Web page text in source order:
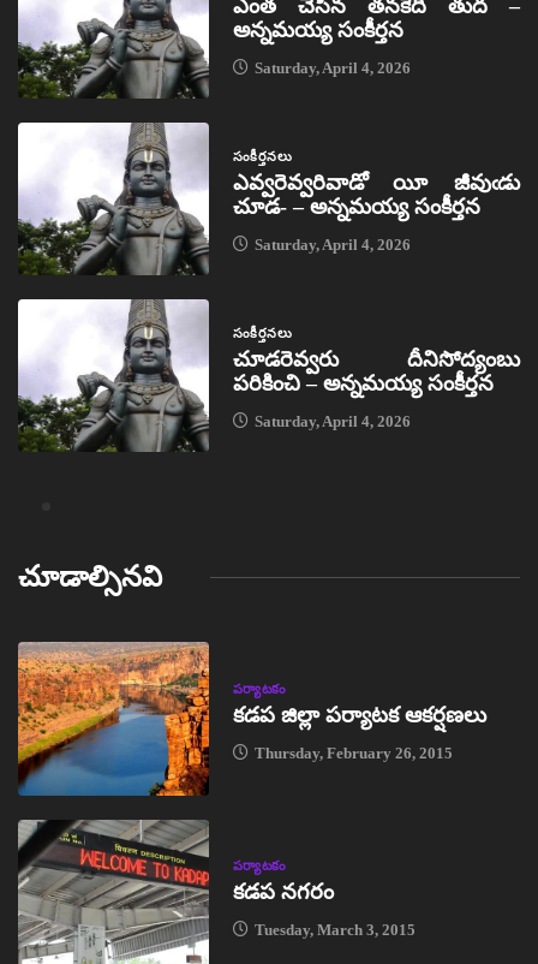
ఎంత చేసిన తనకేది తుద –
అన్నమయ్య సంకీర్తన
Saturday, April 4, 2026
సంకీర్తనలు
ఎవ్వరెవ్వరివాడో యీ జీవుఁడు
చూడ- – అన్నమయ్య సంకీర్తన
Saturday, April 4, 2026
సంకీర్తనలు
చూడరెవ్వరు దీనిసోద్యంబు
పరికించి – అన్నమయ్య సంకీర్తన
Saturday, April 4, 2026
చూడాల్సినవి
పర్యాటకం
కడప జిల్లా పర్యాటక ఆకర్షణలు
Thursday, February 26, 2015
పర్యాటకం
కడప నగరం
Tuesday, March 3, 2015